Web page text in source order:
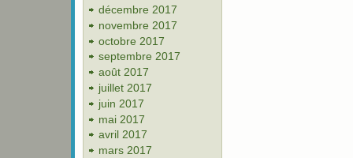
décembre 2017
novembre 2017
octobre 2017
septembre 2017
août 2017
juillet 2017
juin 2017
mai 2017
avril 2017
mars 2017